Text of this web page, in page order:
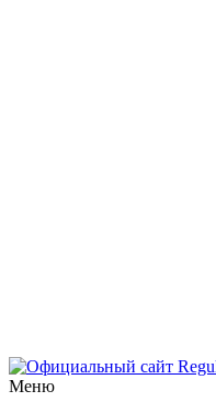
Меню